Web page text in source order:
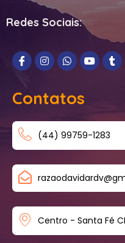
Redes Sociais:
Contatos
(44) 99759-1283
Centro - Santa Fé